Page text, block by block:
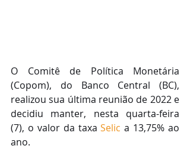
O Comitê de Política Monetária
(Copom), do Banco Central (BC),
realizou sua última reunião de 2022 e
decidiu manter, nesta quarta-feira
(7), o valor da taxa Selic a 13,75% ao
ano.